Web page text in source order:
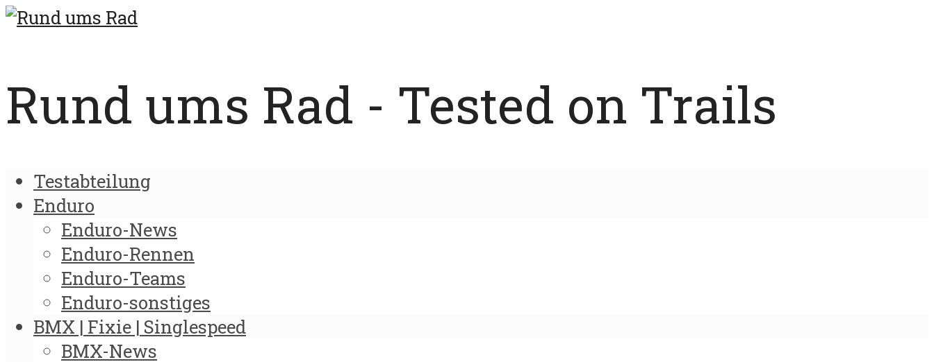
Rund ums Rad - Tested on Trails
Testabteilung
Enduro
Enduro-News
Enduro-Rennen
Enduro-Teams
Enduro-sonstiges
BMX | Fixie | Singlespeed
BMX-News